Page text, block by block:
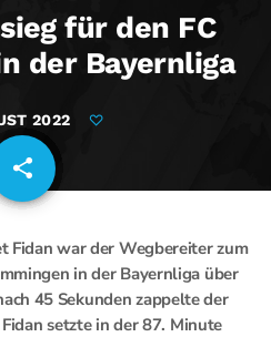
für den FC
der Bayernliga
2022
share
email
Fidan war der Wegbereiter zum
in der Bayernliga über
45 Sekunden zappelte der
setzte in der 87. Minute